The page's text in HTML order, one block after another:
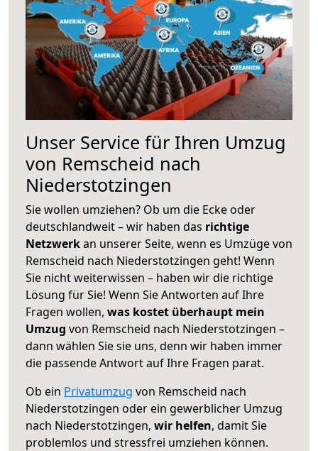
Unser Service für Ihren Umzug
von Remscheid nach
Niederstotzingen
Sie wollen umziehen? Ob um die Ecke oder
deutschlandweit – wir haben das richtige
Netzwerkan unserer Seite, wenn es Umzüge von
Remscheid nach Niederstotzingen geht! Wenn
Sie nicht weiterwissen – haben wir die richtige
Lösung für Sie! Wenn Sie Antworten auf Ihre
Fragen wollen, was kostet überhaupt mein
Umzug von Remscheid nach Niederstotzingen –
dann wählen Sie sie uns, denn wir haben immer
die passende Antwort auf Ihre Fragen parat.
Ob ein Privatumzug von Remscheid nach
Niederstotzingen oder ein gewerblicher Umzug
nach Niederstotzingen, wir helfen, damit Sie
problemlos und stressfrei umziehen können.